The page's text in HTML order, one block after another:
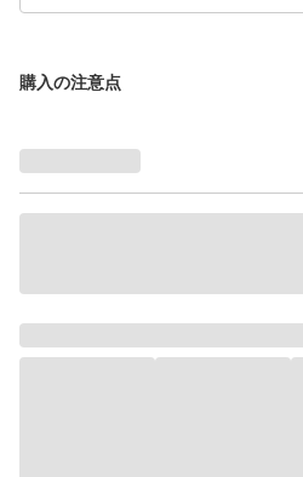
購入の注意点